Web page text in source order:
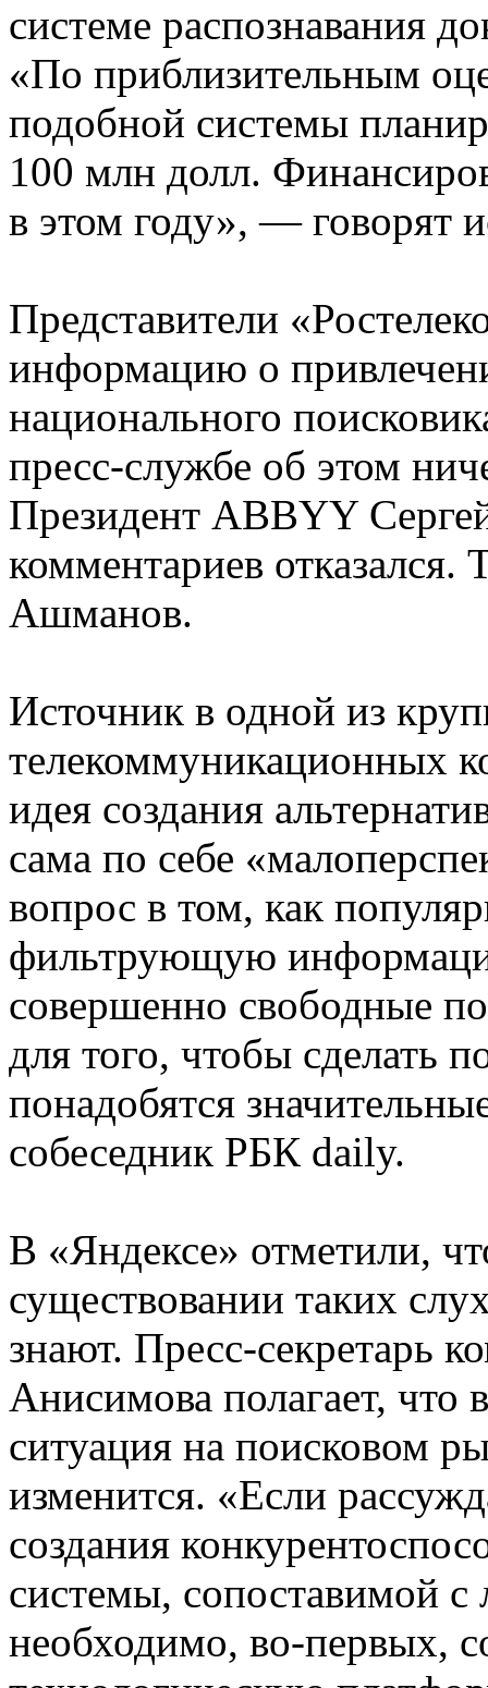
системе распознавания
«По приблизительным
подобной системы
100 млн долл.
в этом году», — говорят
Представители
информацию о
национального
пресс-службе об этом
Президент ABBYY
комментариев
Ашманов.
Источник в одной из
телекоммуникационных
идея создания
сама по себе
вопрос в том, как
фильтрующую
совершенно свободные
для того, чтобы сделать
понадобятся
собеседник РБК daily.
В «Яндексе» отметили,
существовании таких
знают. Пресс-секретарь
Анисимова полагает, что
ситуация на поисковом
изменится. «Если
создания
системы, сопоставимой
необходимо, во-первых,